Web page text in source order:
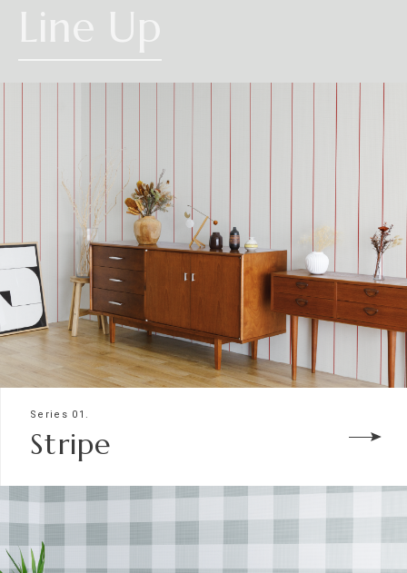
Line Up
Series 01.
Stripe